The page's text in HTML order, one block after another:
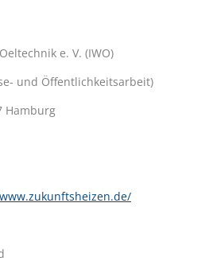
e. V. (IWO)
und Öffentlichkeitsarbeit)
Hamburg